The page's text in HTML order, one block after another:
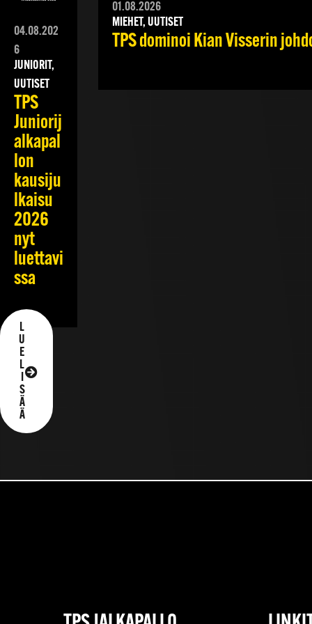
04.08.202
6
JUNIORIT,
UUTISET
TPS
Juniorij
alkapal
lon
kausiju
lkaisu
2026
nyt
luettavi
ssa
L
U
E
L
I
S
Ä
Ä
01.08.2026
MIEHET, UUTISET
TPS dominoi Kian Visserin